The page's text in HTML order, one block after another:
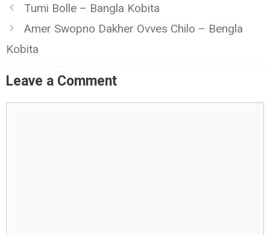
Tumi Bolle – Bangla Kobita
Amer Swopno Dakher Ovves Chilo – Bengla
Kobita
Leave a Comment